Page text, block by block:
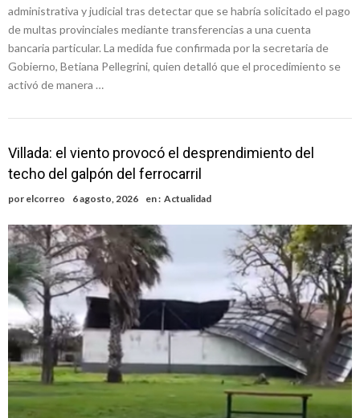
administrativa y judicial tras detectar que se habría solicitado el pago
de multas provinciales mediante transferencias a una cuenta
bancaria particular. La medida fue confirmada por la secretaria de
Gobierno, Betiana Pellegrini, quien detalló que el procedimiento se
activó de manera …
Villada: el viento provocó el desprendimiento del
techo del galpón del ferrocarril
por elcorreo 6 agosto, 2026 en : Actualidad